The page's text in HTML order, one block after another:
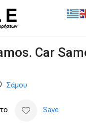
Car
Σάμου
Save